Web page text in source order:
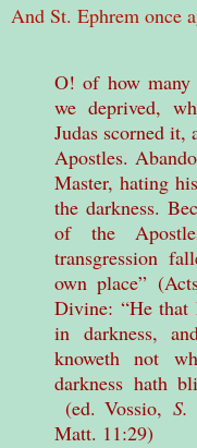
And St. Ephrem once
O! of how
we deprived,
Judas scorned it,
Apostles.
Master, hating
the darkness.
of the
transgression
own place”
Divine: “He that
in darkness,
knoweth not
darkness hath
(ed. Vossio,
Matt. 11:29)